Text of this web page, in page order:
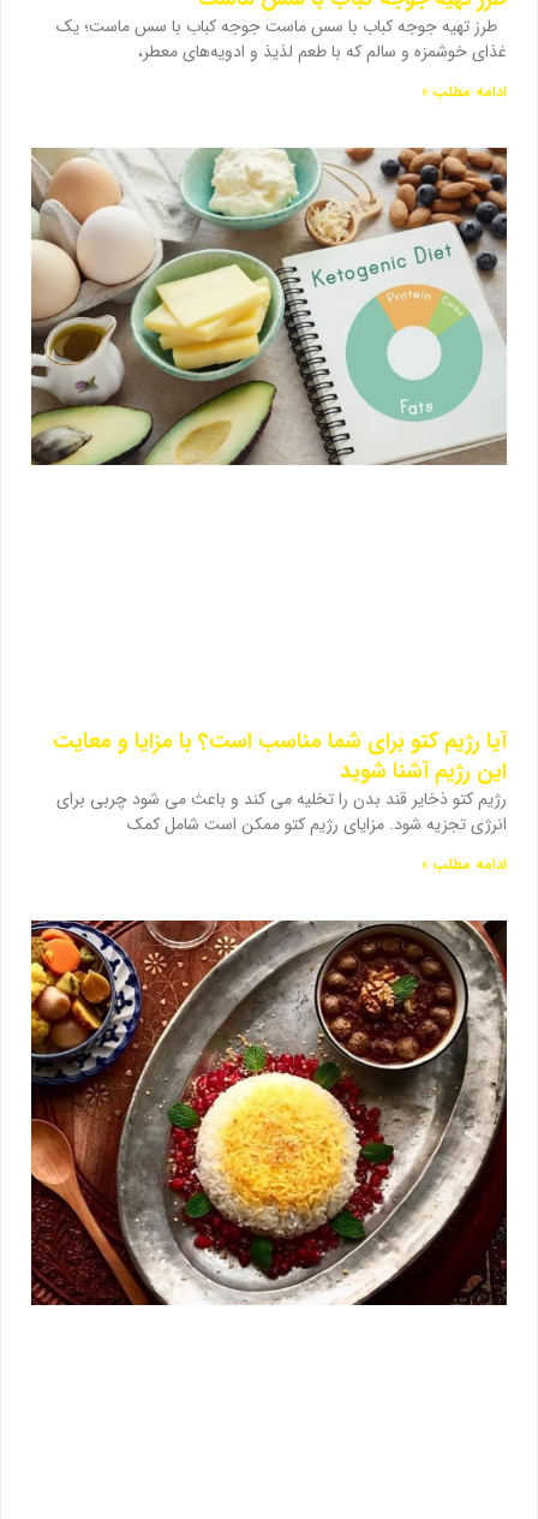
طرز تهیه جوجه کباب با سس ماست جوجه کباب با سس ماست؛ یک
غذای خوشمزه و سالم که با طعم لذیذ و ادویه‌های معطر،
ادامه مطلب »
آیا رژیم کتو برای شما مناسب است؟ با مزایا و معایت
این رژیم آشنا شوید
رژیم کتو ذخایر قند بدن را تخلیه می کند و باعث می شود چربی برای
انرژی تجزیه شود. مزایای رژیم کتو ممکن است شامل کمک
ادامه مطلب »